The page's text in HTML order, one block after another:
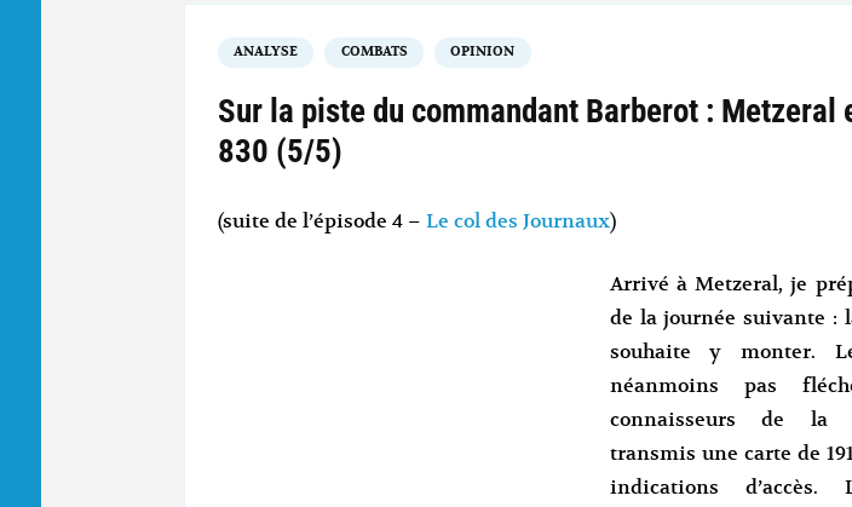
ANALYSE COMBATS OPINION
Sur la piste du commandant Barberot : Metzeral
830 (5/5)
(suite de l’épisode 4 – Le col des Journaux)
Arrivé à Metzeral, je
de la journée suivante :
souhaite y monter.
néanmoins pas
connaisseurs de la
transmis une carte de
indications